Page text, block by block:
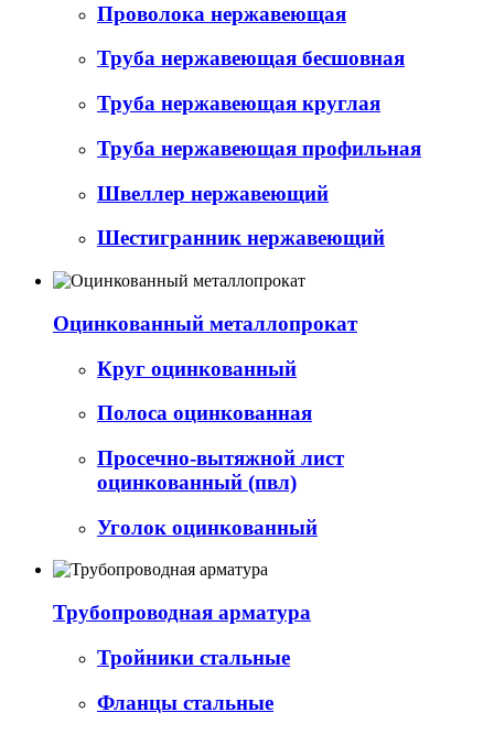
Проволока нержавеющая
Труба нержавеющая бесшовная
Труба нержавеющая круглая
Труба нержавеющая профильная
Швеллер нержавеющий
Шестигранник нержавеющий
Оцинкованный металлопрокат
Круг оцинкованный
Полоса оцинкованная
Просечно-вытяжной лист
оцинкованный (пвл)
Уголок оцинкованный
Трубопроводная арматура
Тройники стальные
Фланцы стальные